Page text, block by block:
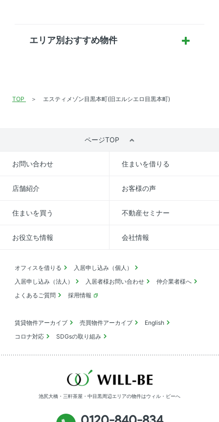
エリア別おすすめ物件
TOP エスティメゾン目黒本町(旧エルシエロ目黒本町)
ページTOP
お問い合わせ 住まいを借りる
店舗紹介 お客様の声
住まいを買う 不動産セミナー
お役立ち情報 会社情報
オフィスを借りる
入居申し込み（個人）
入居申し込み（法人）
入居者様お問い合わせ
仲介業者様へ
よくあるご質問
採用情報
賃貸物件アーカイブ 売買物件アーカイブ
English
コロナ対応
SDGsの取り組み
池尻大橋・三軒茶屋・中目黒周辺エリアの物件はウィル・ビーへ